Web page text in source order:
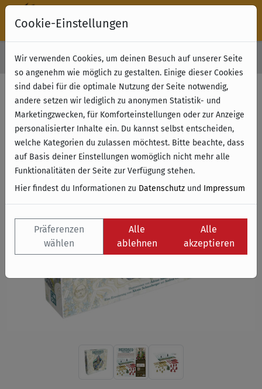
Kostenloser Versand & Retoure ab 49 € (innerhalb Deutschlands)
Cookie-Einstellungen
Wir verwenden Cookies, um deinen Besuch auf unserer Seite
so angenehm wie möglich zu gestalten. Einige dieser Cookies
sind dabei für die optimale Nutzung der Seite notwendig,
andere setzen wir lediglich zu anonymen Statistik- und
Marketingzwecken, für Komforteinstellungen oder zur Anzeige
personalisierter Inhalte ein. Du kannst selbst entscheiden,
welche Kategorien du zulassen möchtest. Bitte beachte, dass
auf Basis deiner Einstellungen womöglich nicht mehr alle
Funktionalitäten der Seite zur Verfügung stehen.
Hier findest du Informationen zu Datenschutz und Impressum
Präferenzen
wählen
Alle
ablehnen
Alle
akzeptieren